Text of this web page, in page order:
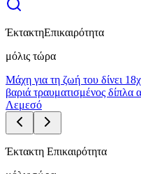
ΈκτακτηΕπικαιρότητα
μόλις τώρα
Μάχη για τη ζωή του δίνει
βαριά τραυματισμένος δίπλα
Λεμεσό
Έκτακτη Επικαιρότητα